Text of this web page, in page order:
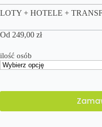
LOTY + HOTELE +
Od 249,00 zł
ilość osób